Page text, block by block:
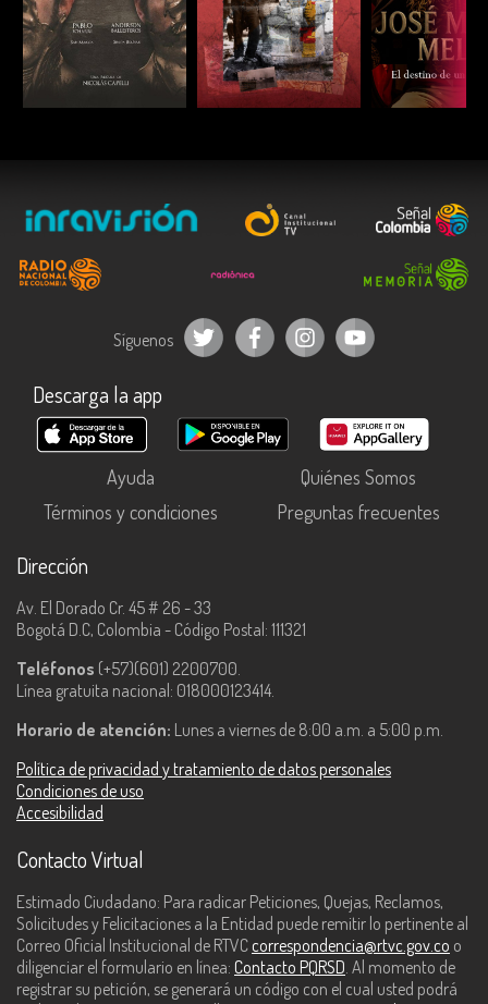
ESCUCHAR ESCUCHAR
Síguenos
Descarga la app
Ayuda
Quiénes Somos
Términos y condiciones
Preguntas frecuentes
Dirección
Av. El Dorado Cr. 45 # 26 - 33
Bogotá D.C, Colombia - Código Postal: 111321
Teléfonos (+57)(601) 2200700.
Línea gratuita nacional: 018000123414.
Horario de atención: Lunes a viernes de 8:00 a.m. a 5:00 p.m.
Política de privacidad y tratamiento de datos personales
Condiciones de uso
Accesibilidad
Contacto Virtual
Estimado Ciudadano: Para radicar Peticiones, Quejas, Reclamos,
Solicitudes y Felicitaciones a la Entidad puede remitir lo pertinente al
Correo Oficial Institucional de RTVC correspondencia@rtvc.gov.co o
diligenciar el formulario en línea: Contacto PQRSD. Al momento de
registrar su petición, se generará un código con el cual usted podrá